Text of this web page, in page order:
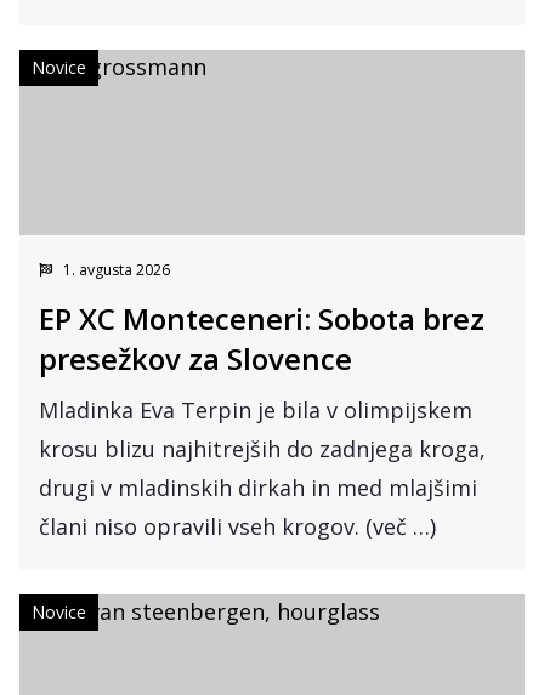
1. avgusta 2026
EP XC Monteceneri: Sobota brez
presežkov za Slovence
Mladinka Eva Terpin je bila v olimpijskem
krosu blizu najhitrejših do zadnjega kroga,
drugi v mladinskih dirkah in med mlajšimi
člani niso opravili vseh krogov. (več …)
Novice
Novice